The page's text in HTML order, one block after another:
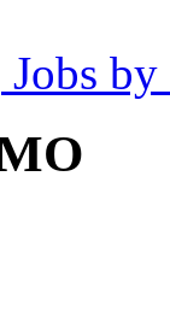
Jobs by